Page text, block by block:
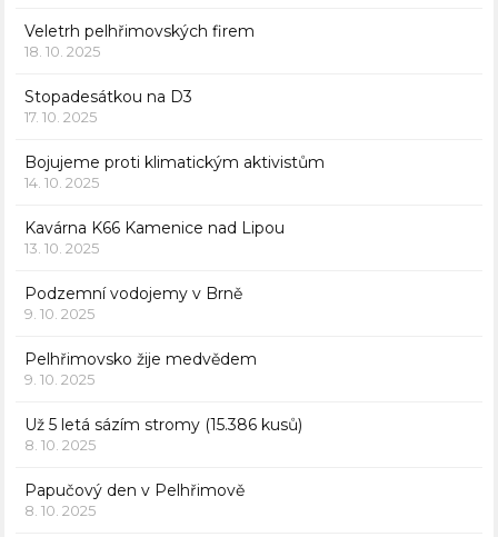
Veletrh pelhřimovských firem
18. 10. 2025
Stopadesátkou na D3
17. 10. 2025
Bojujeme proti klimatickým aktivistům
14. 10. 2025
Kavárna K66 Kamenice nad Lipou
13. 10. 2025
Podzemní vodojemy v Brně
9. 10. 2025
Pelhřimovsko žije medvědem
9. 10. 2025
Už 5 letá sázím stromy (15.386 kusů)
8. 10. 2025
Papučový den v Pelhřimově
8. 10. 2025